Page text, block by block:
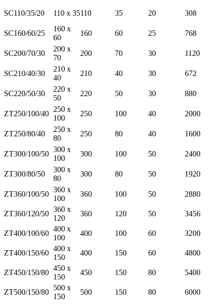
SC110/35/20 110 x 35110 35 20 308
SC160/60/25
160 x
60
160 60 25 768
SC200/70/30
200 x
70
200 70 30 1120
SC210/40/30
210 x
40
210 40 30 672
SC220/50/30
220 x
50
220 50 30 880
ZT250/100/40
250 x
100
250 100 40 2000
ZT250/80/40
250 x
80
250 80 40 1600
ZT300/100/50
300 x
100
300 100 50 2400
ZT300/80/50
300 x
80
300 80 50 1920
ZT360/100/50
360 x
100
360 100 50 2880
ZT360/120/50
360 x
120
360 120 50 3456
ZT400/100/60
400 x
100
400 100 60 3200
ZT400/150/60
400 x
150
400 150 60 4800
ZT450/150/80
450 x
150
450 150 80 5400
ZT500/150/80
500 x
150
500 150 80 6000